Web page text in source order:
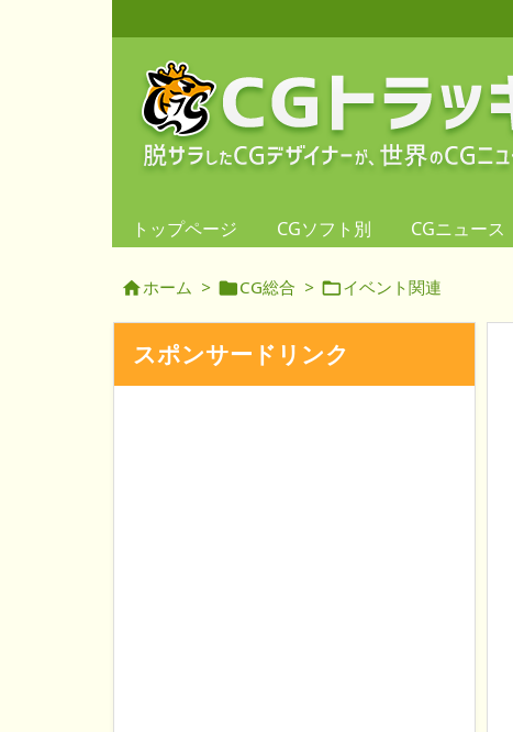
トップページ CGソフト別 CGニュース
ホーム > CG総合 > イベント関連
スポンサードリンク